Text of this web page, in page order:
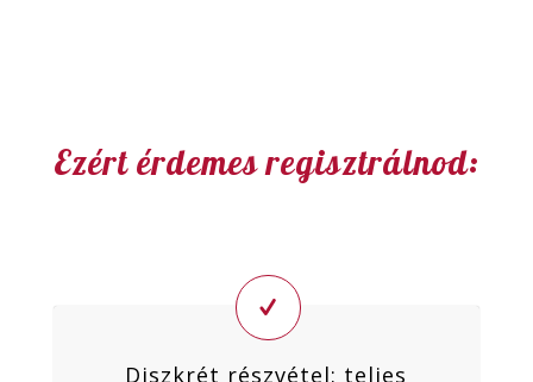
Ezért érdemes regisztrálnod:
Diszkrét részvétel: teljes